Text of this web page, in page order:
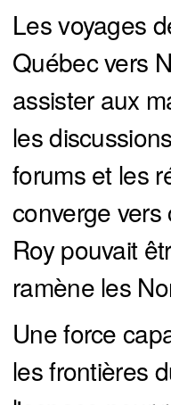
Les voyages
Québec vers
assister aux
les
forums et les
converge
Roy pouvait
ramène les
Une force
les frontières